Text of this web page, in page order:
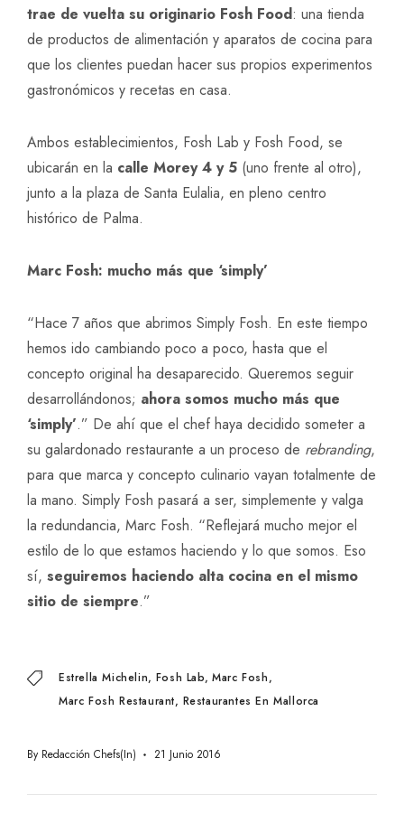
trae de vuelta su originario Fosh Food: una tienda
de productos de alimentación y aparatos de cocina para
que los clientes puedan hacer sus propios experimentos
gastronómicos y recetas en casa.
Ambos establecimientos, Fosh Lab y Fosh Food, se
ubicarán en la calle Morey 4 y 5 (uno frente al otro),
junto a la plaza de Santa Eulalia, en pleno centro
histórico de Palma.
Marc Fosh: mucho más que ‘simply’
“Hace 7 años que abrimos Simply Fosh. En este tiempo
hemos ido cambiando poco a poco, hasta que el
concepto original ha desaparecido. Queremos seguir
desarrollándonos; ahora somos mucho más que
‘simply’.” De ahí que el chef haya decidido someter a
su galardonado restaurante a un proceso de rebranding,
para que marca y concepto culinario vayan totalmente de
la mano. Simply Fosh pasará a ser, simplemente y valga
la redundancia, Marc Fosh. “Reflejará mucho mejor el
estilo de lo que estamos haciendo y lo que somos. Eso
sí, seguiremos haciendo alta cocina en el mismo
sitio de siempre.”
Estrella Michelin Fosh Lab Marc Fosh
Marc Fosh Restaurant Restaurantes En Mallorca
By Redacción Chefs(in) 21 Junio 2016